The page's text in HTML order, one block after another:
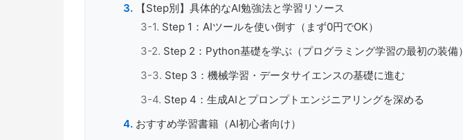
【Step別】具体的なAI勉強法と学習リソース
Step 1：AIツールを使い倒す（まず0円でOK）
Step 2：Python基礎を学ぶ（プログラミング学習の最初の装備）
Step 3：機械学習・データサイエンスの基礎に進む
Step 4：生成AIとプロンプトエンジニアリングを深める
おすすめ学習書籍（AI初心者向け）